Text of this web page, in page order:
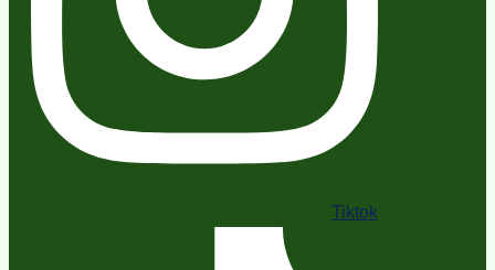
Tiktok